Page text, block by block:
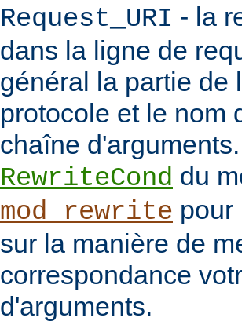
Request_URI - la
dans la ligne de
général la partie de
protocole et le nom
chaîne
RewriteCond du
mod_rewrite pour
sur la manière de
correspondance
d'arguments.